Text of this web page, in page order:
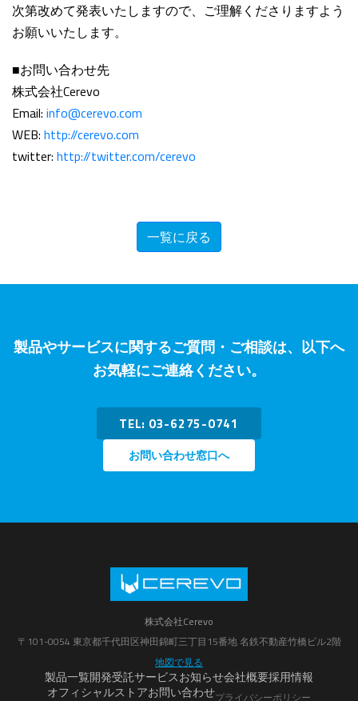
次第改めて発表いたしますので、ご理解くださりますよう
お願いいたします。
■お問い合わせ先
株式会社Cerevo
Email: info@cerevo.com
WEB: http://cerevo.com
twitter: http://twitter.com/cerevo
一覧に戻る
製品やサービスに関するご質問・ご相談は、以下へ
お気軽にご連絡ください。
TEL: 03-6275-0741
お問い合わせ窓口へ
株式会社Cerevo
〒101-0054 東京都千代田区神田錦町三丁目15番地 名鉄不動産竹橋ビル2階
地図で見る
製品一覧開発受託サービスお知らせ会社概要採用情報
オフィシャルストアお問い合わせプライバシーポリシー